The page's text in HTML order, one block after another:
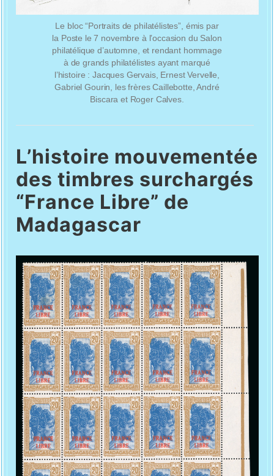
Le bloc “Portraits de philatélistes”, émis par
la Poste le 7 novembre à l’occasion du Salon
philatélique d’automne, et rendant hommage
à de grands philatélistes ayant marqué
l’histoire : Jacques Gervais, Ernest Vervelle,
Gabriel Gourin, les frères Caillebotte, André
Biscara et Roger Calves.
L’histoire mouvementée
des timbres surchargés
“France Libre” de
Madagascar